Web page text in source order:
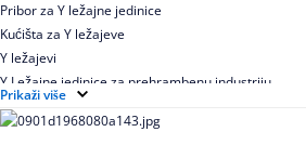
Pribor za Y ležajne jedinice
Kućišta za Y ležajeve
Y ležajevi
Y Ležajne jedinice za prehrambenu industriju
Ležajne jedinice sa valjkastim ležajevima
Prikaži više